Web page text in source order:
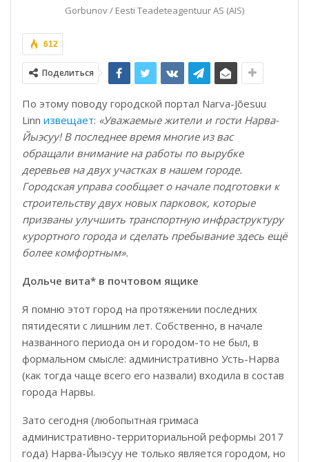
Gorbunov / Eesti Teadeteagentuur AS (AIS)
612
Поделиться
По этому поводу городской портал Narva-Jõesuu
Linn извещает: «Уважаемые жители и гости Нарва-
Йыэсуу! В последнее время многие из вас
обращали внимание на работы по вырубке
деревьев на двух участках в нашем городе.
Городская управа сообщает о начале подготовки к
строительству двух новых парковок, которые
призваны улучшить транспортную инфраструктуру
курортного города и сделать пребывание здесь ещё
более комфортным».
Дольче вита* в почтовом ящике
Я помню этот город на протяжении последних
пятидесяти с лишним лет. Собственно, в начале
названного периода он и городом-то не был, в
формальном смысле: административно Усть-Нарва
(как тогда чаще всего его назвали) входила в состав
города Нарвы.
Зато сегодня (любопытная гримаса
административно-территориальной реформы 2017
года) Нарва-Йыэсуу не только является городом, но